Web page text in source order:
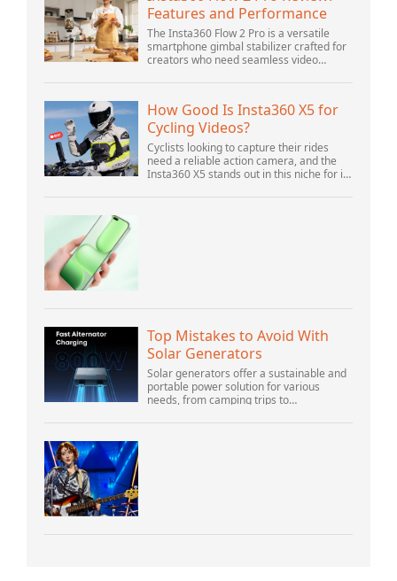
Features and Performance
The Insta360 Flow 2 Pro is a versatile
smartphone gimbal stabilizer crafted for
creators who need seamless video
for vlogging, live streaming, and video
How Good Is Insta360 X5 for
Cycling Videos?
Cyclists looking to capture their rides
need a reliable action camera, and the
Insta360 X5 stands out in this niche for its
Offering top-of-the-line 8K 360° video ca...
Top Mistakes to Avoid With
Solar Generators
Solar generators offer a sustainable and
portable power solution for various
needs, from camping trips to
increases, it’s vital to navigate common